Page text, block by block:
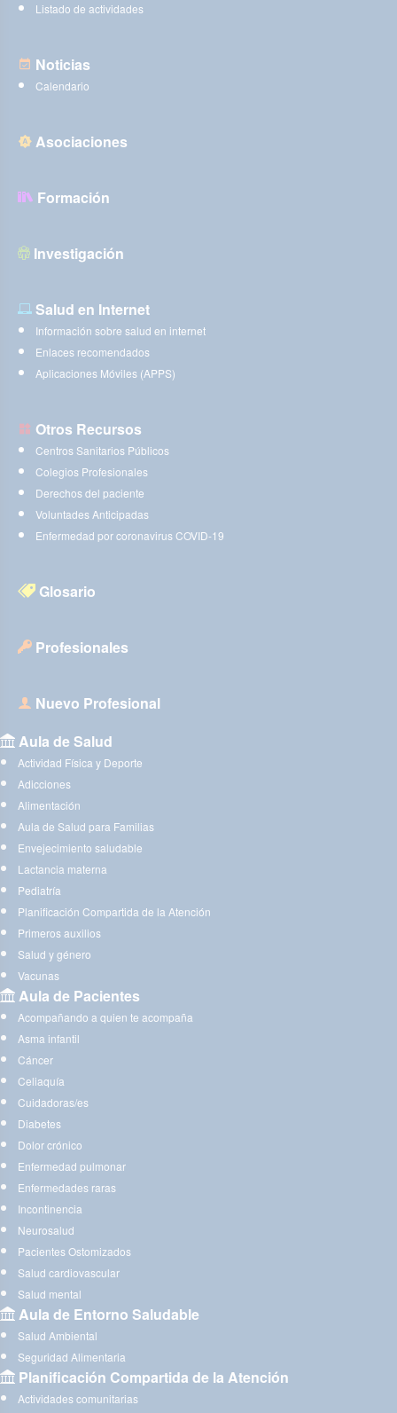
Listado de actividades
Noticias
Calendario
Asociaciones
Formación
Investigación
Salud en Internet
Información sobre salud en internet
Enlaces recomendados
Aplicaciones Móviles (APPS)
Otros Recursos
Centros Sanitarios Públicos
Colegios Profesionales
Derechos del paciente
Voluntades Anticipadas
Enfermedad por coronavirus COVID-19
Glosario
Profesionales
Nuevo Profesional
Aula de Salud
Actividad Física y Deporte
Adicciones
Alimentación
Aula de Salud para Familias
Envejecimiento saludable
Lactancia materna
Pediatría
Planificación Compartida de la Atención
Primeros auxilios
Salud y género
Vacunas
Aula de Pacientes
Acompañando a quien te acompaña
Asma infantil
Cáncer
Celiaquía
Cuidadoras/es
Diabetes
Dolor crónico
Enfermedad pulmonar
Enfermedades raras
Incontinencia
Neurosalud
Pacientes Ostomizados
Salud cardiovascular
Salud mental
Aula de Entorno Saludable
Salud Ambiental
Seguridad Alimentaria
Planificación Compartida de la Atención
Actividades comunitarias